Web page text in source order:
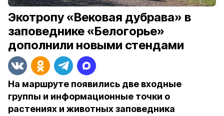
Экотропу «Вековая дубрава» в
заповеднике «Белогорье»
дополнили новыми стендами
На маршруте появились две входные
группы и информационные точки о
растениях и животных заповедника